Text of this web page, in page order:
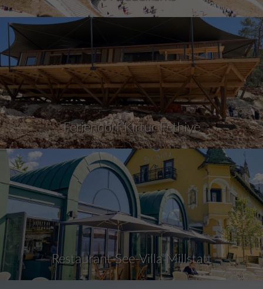
Feriendorf Kirtur Fethiye
Restaurant See-Villa Millstatt